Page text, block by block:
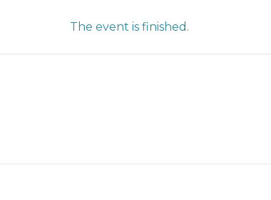
The event is finished.